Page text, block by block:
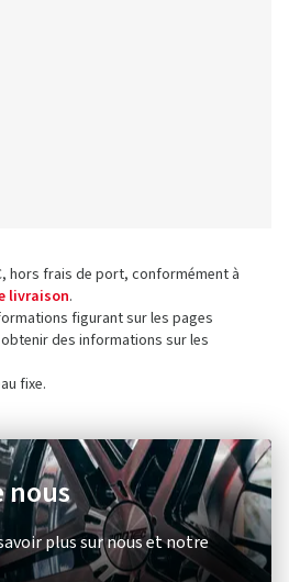
hors frais de port, conformément à
livraison.
figurant sur les pages
des informations sur les
fixe.
nous
plus sur nous et notre